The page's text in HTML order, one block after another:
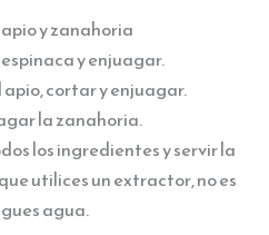
y zanahoria
y enjuagar.
cortar y enjuagar.
la zanahoria.
los ingredientes y servir la
utilices un extractor, no es
agua.